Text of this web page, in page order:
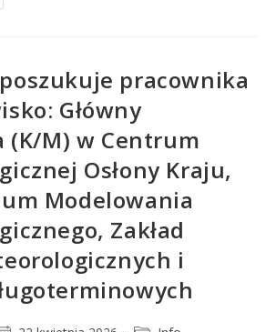
poszukuje pracownika
Główny
(K/M) w Centrum
Osłony Kraju,
Modelowania
Zakład
i